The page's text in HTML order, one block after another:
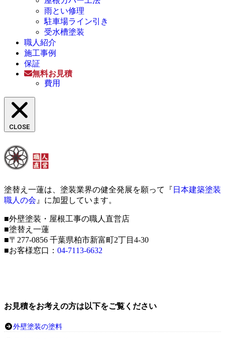
雨とい修理
駐車場ライン引き
受水槽塗装
職人紹介
施工事例
保証
無料お見積
費用
CLOSE
塗替え一蓮は、塗装業界の健全発展を願って『 日本建築塗装
職人の会 』に加盟しています。
■外壁塗装・屋根工事の職人直営店
■塗替え一蓮
■〒277-0856 千葉県柏市新富町2丁目4-30
■お客様窓口： 04-7113-6632
お見積をお考えの方は以下をご覧ください
外壁塗装の塗料